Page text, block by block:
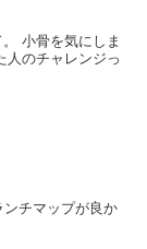
小骨を気にしま
人のチャレンジっ
チマップが良か